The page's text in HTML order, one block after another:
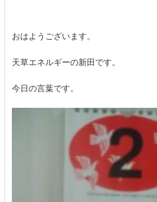
おはようございます。
天草エネルギーの新田です。
今日の言葉です。